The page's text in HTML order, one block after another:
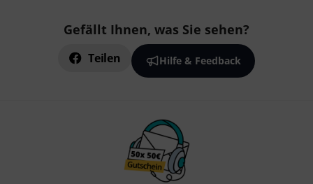
Gefällt Ihnen, was Sie sehen?
Teilen Hilfe & Feedback